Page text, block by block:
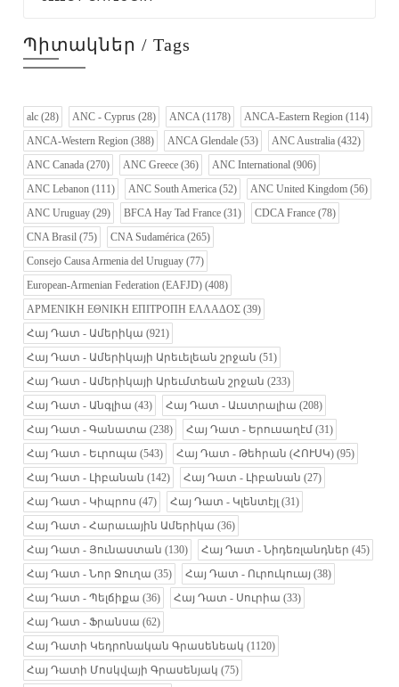
Պիտակներ / Tags
alc (28) ANC - Cyprus (28) ANCA(1178) ANCA-Eastern Region (114)
ANCA-Western Region (388) ANCA Glendale (53) ANC Australia (432)
ANC Canada (270) ANC Greece (36) ANC International (906)
ANC Lebanon (111) ANC South America (52) ANC United Kingdom (56)
ANC Uruguay (29) BFCA Hay Tad France (31) CDCA France (78)
CNA Brasil (75) CNA Sudamérica (265)
Consejo Causa Armenia del Uruguay (77)
European-Armenian Federation (EAFJD) (408)
ΑΡΜΕΝΙΚΗ ΕΘΝΙΚΗ ΕΠΙΤΡΟΠΗ ΕΛΛΑΔΟΣ (39)
Հայ Դատ - Ամերիկա (921)
Հայ Դատ - Ամերիկայի Արեւելեան շրջան (51)
Հայ Դատ - Ամերիկայի Արեւմտեան շրջան (233)
Հայ Դատ - Անգլիա (43) Հայ Դատ - Աւստրալիա (208)
Հայ Դատ - Գանատա (238) Հայ Դատ - Երուսաղէմ (31)
Հայ Դատ - Եւրոպա (543) Հայ Դատ - Թեհրան (ՀՈՒՍԿ) (95)
Հայ Դատ - Լիբանան (142) Հայ Դատ - Լիբանան (27)
Հայ Դատ - Կիպրոս (47) Հայ Դատ - Կլենտէյլ (31)
Հայ Դատ - Հարաւային Ամերիկա (36)
Հայ Դատ - Յունաստան (130) Հայ Դատ - Նիդեռլանդներ (45)
Հայ Դատ - Նոր Ջուղա (35) Հայ Դատ - Ուրուկուայ (38)
Հայ Դատ - Պելճիքա (36) Հայ Դատ - Սուրիա (33)
Հայ Դատ - Ֆրանսա (62)
Հայ Դատի Կեդրոնական Գրասենեակ (1120)
Հայ Դատի Մոսկվայի Գրասենյակ (75)